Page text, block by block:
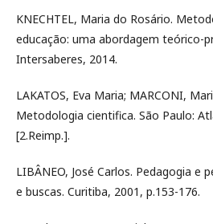
KNECHTEL, Maria do Rosário.
educação: uma abordagem teórico-
Intersaberes, 2014.
LAKATOS, Eva Maria; MARCONI,
Metodologia cientifica. São Paulo:
[2.Reimp.].
LIBÂNEO, José Carlos. Pedagogia e
e buscas. Curitiba, 2001, p.153-176.